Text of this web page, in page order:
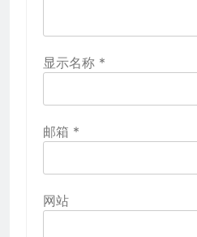
显示名称 *
邮箱 *
网站